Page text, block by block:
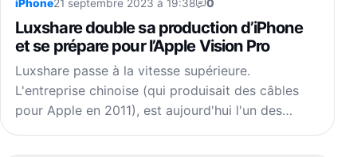
iPhone21 septembre 2023 à 19:38 0
Luxshare double sa production d’iPhone
et se prépare pour l’Apple Vision Pro
Luxshare passe à la vitesse supérieure.
L'entreprise chinoise (qui produisait des câbles
pour Apple en 2011), est aujourd'hui l'un des…